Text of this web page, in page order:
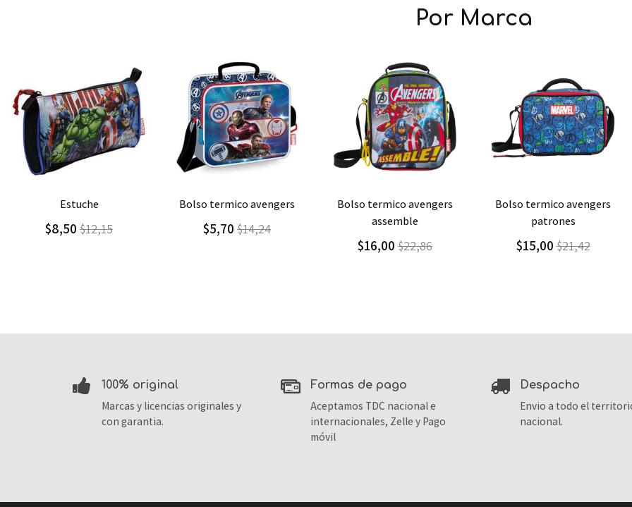
Por Marca
Agregar
bolso termico avengers
$5,70 $14,24
Agregar Detalle
bolso termico avengers
assemble
Agregar Detalle
bolso termico avengers
patrones
$15,00 $21,42
Agregar Detalle
escritorio portatil avengers
$7,90$26,34
100% original
Marcas y licencias originales y
con garantia.
formas de pago
Aceptamos TDC nacional e
internacionales, Zelle y Pago
móvil
despacho
Envio a todo el
nacional.